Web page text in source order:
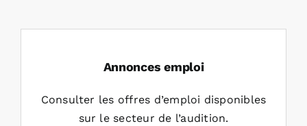
Annonces emploi
Consulter les offres d’emploi disponibles
sur le secteur de l’audition.